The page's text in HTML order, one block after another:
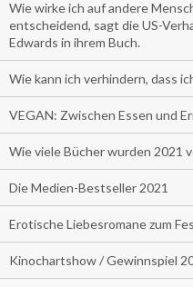
Wie wirke ich auf andere
entscheidend, sagt die US-
Edwards in ihrem Buch.
Wie kann ich verhindern, dass
VEGAN: Zwischen Essen und
Wie viele Bücher wurden 2021
Die Medien-Bestseller 2021
Erotische Liebesromane zum
Kinochartshow / Gewinnspiel